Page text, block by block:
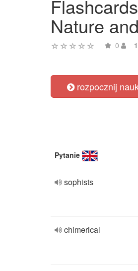
Nature
0
rozpocznij
Pytanie
sophists
chimerical